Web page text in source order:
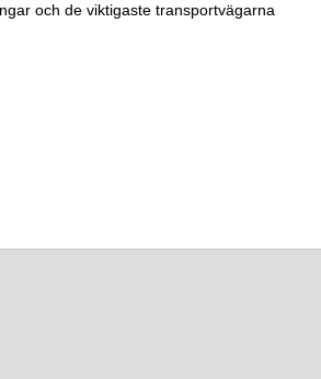
och de viktigaste transportvägarna